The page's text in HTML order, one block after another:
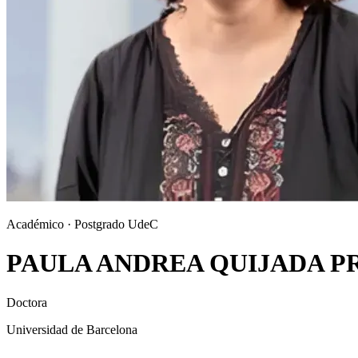
Académico · Postgrado UdeC
PAULA ANDREA QUIJADA
Doctora
Universidad de Barcelona